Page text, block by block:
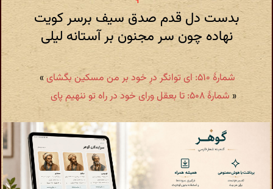
بدست دل قدم صدق سیف برسر کویت
نهاده چون سر مجنون بر آستانه لیلی
شمارهٔ ۵۱۰: ای توانگر درِ خود بر من مسکین بگشای
»
« شمارهٔ ۵۰۸: تا بعقل ورای خود در راه تو ننهیم پای